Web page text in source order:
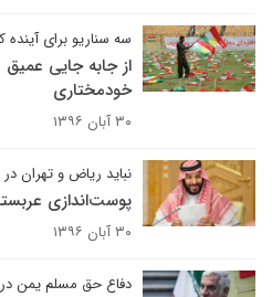
سه سناریو برای آینده
از جابه جایی عمیق
خودمختاری
۳۰ آبان ۱۳۹۶
نباید ریاض و تهران
پوست‌اندازی
۳۰ آبان ۱۳۹۶
دفاع حق مسلم یمن در